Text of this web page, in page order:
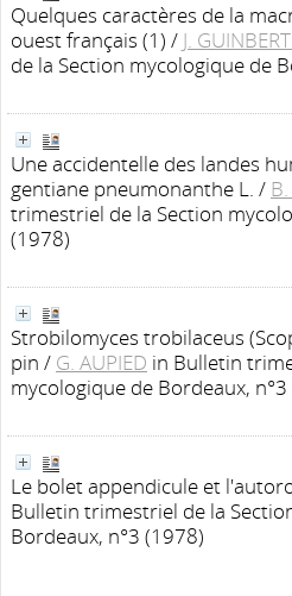
Quelques caractères de la
ouest français (1) / J.
de la Section mycologique de
Une accidentelle des landes
gentiane pneumonanthe L. /
trimestriel de la Section
(1978)
Strobilomyces trobilaceus
pin / G. AUPIED in Bulletin
mycologique de Bordeaux,
Le bolet appendicule et
Bulletin trimestriel de la
Bordeaux, n°3 (1978)